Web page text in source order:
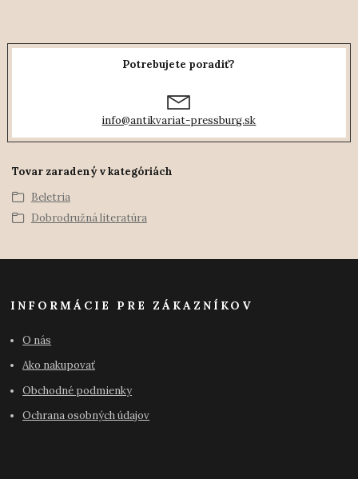
Potrebujete poradiť?
info@antikvariat-pressburg.sk
Tovar zaradený v kategóriách
Beletria
Dobrodružná literatúra
INFORMÁCIE PRE ZÁKAZNÍKOV
O nás
Ako nakupovať
Obchodné podmienky
Ochrana osobných údajov